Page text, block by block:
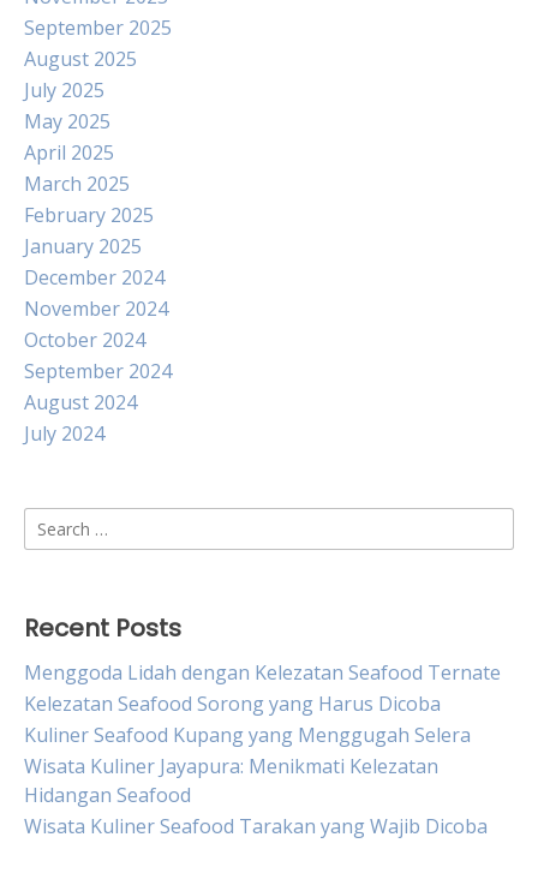
September 2025
August 2025
July 2025
May 2025
April 2025
March 2025
February 2025
January 2025
December 2024
November 2024
October 2024
September 2024
August 2024
July 2024
Search
for:
Recent Posts
Menggoda Lidah dengan Kelezatan Seafood Ternate
Kelezatan Seafood Sorong yang Harus Dicoba
Kuliner Seafood Kupang yang Menggugah Selera
Wisata Kuliner Jayapura: Menikmati Kelezatan
Hidangan Seafood
Wisata Kuliner Seafood Tarakan yang Wajib Dicoba